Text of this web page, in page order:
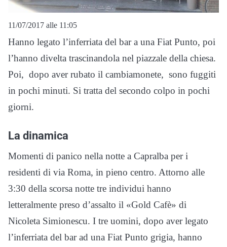
11/07/2017 alle 11:05
Hanno legato l’inferriata del bar a una Fiat Punto, poi
l’hanno divelta trascinandola nel piazzale della chiesa.
Poi, dopo aver rubato il cambiamonete, sono fuggiti
in pochi minuti. Si tratta del secondo colpo in pochi
giorni.
La dinamica
Momenti di panico nella notte a Capralba per i
residenti di via Roma, in pieno centro. Attorno alle
3:30 della scorsa notte tre individui hanno
letteralmente preso d’assalto il «Gold Cafè» di
Nicoleta Simionescu. I tre uomini, dopo aver legato
l’inferriata del bar ad una Fiat Punto grigia, hanno